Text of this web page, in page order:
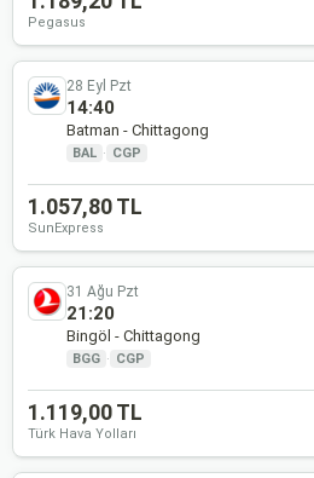
Pegasus
28 Eyl Pzt
14:40
Batman - Chittagong
BAL · CGP
1.057,80 TL
SunExpress
31 Ağu Pzt
21:20
Bingöl - Chittagong
BGG · CGP
1.119,00 TL
Türk Hava Yolları